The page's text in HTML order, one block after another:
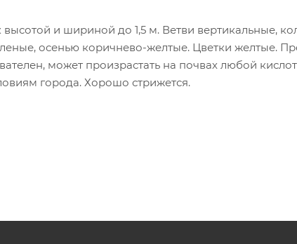
и шириной до 1,5 м. Ветви вертикальные,
осенью коричнево-желтые. Цветки желтые.
может произрастать на почвах любой
города. Хорошо стрижется.